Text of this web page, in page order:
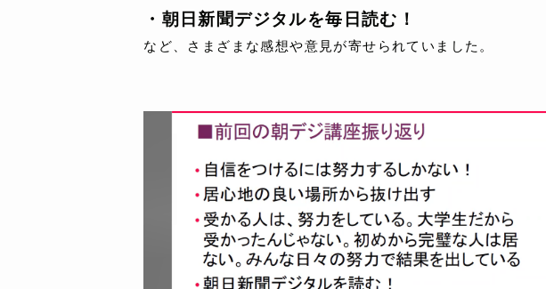
・朝日新聞デジタルを毎日読む！
など、さまざまな感想や意見が寄せられていました。